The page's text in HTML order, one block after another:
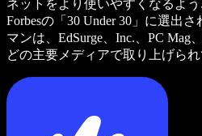
ネットをより使いやすくなるよ
Forbesの「30 Under 30」に選出
マンは、EdSurge、Inc.、PC Mag
どの主要メディアで取り上げられ